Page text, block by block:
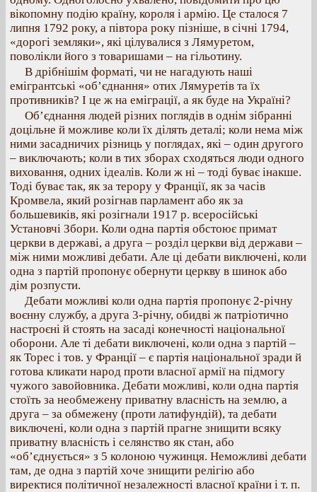
вікопомну подію країну, короля і армію. Це сталося 7
липня 1792 року, а півтора року пізніше, в січні 1794,
«дорогі земляки», які цілувалися з Лямуретом,
поволікли його з товаришами – на гільотину.
В дрібнішім форматі, чи не нагадують наші
емігрантські «об’єднання» отих Лямуретів та їх
противників? І це ж на еміграції, а як буде на Україні?
Об’єднання людей різних поглядів в однім зібранні
доцільне й можливе коли їх ділять деталі; коли нема між
ними засадничих різниць у поглядах, які – один другого
– виключають; коли в тих зборах сходяться люди одного
виховання, одних ідеалів. Коли ж ні – тоді буває інакше.
Тоді буває так, як за терору у Франції, як за часів
Кромвела, який розігнав парламент або як за
большевиків, які розігнали 1917 р. всеросійські
Установчі Збори. Коли одна партія обстоює примат
церкви в державі, а друга – розділ церкви від держави –
між ними можливі дебати. Але ці дебати виключені, коли
одна з партій пропонує обернути церкву в шинок або
дім розпусти.
Дебати можливі коли одна партія пропонує 2-річну
воєнну службу, а друга 3-річну, обидві ж патріотично
настроєні й стоять на засаді конечності національної
оборони. Але ті дебати виключені, коли одна з партій –
як Торес і тов. у Франції – є партія національної зради й
готова кликати народ проти власної армії на підмогу
чужого завойовника. Дебати можливі, коли одна партія
стоїть за необмежену приватну власність на землю, а
друга – за обмежену (проти латифундій), та дебати
виключені, коли одна з партій прагне знищити всяку
приватну власність і селянство як стан, або
«об’єднується» з 5 колоною чужинця. Неможливі дебати
там, де одна з партій хоче знищити релігію або
виректися політичної незалежності власної країни і т. п.